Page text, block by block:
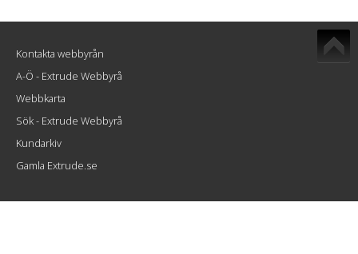
Kontakta webbyrån
A-Ö - Extrude Webbyrå
Webbkarta
Sök - Extrude Webbyrå
Kundarkiv
Gamla Extrude.se